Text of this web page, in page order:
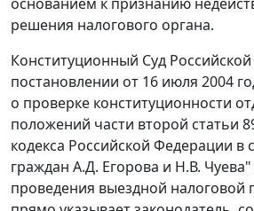
основанием к признанию
решения налогового органа.
Конституционный Суд
постановлении от 16 июля 2004
о проверке конституционности
положений части второй статьи
кодекса Российской Федерации в
граждан А.Д. Егорова и Н.В. Чуева"
проведения выездной налоговой